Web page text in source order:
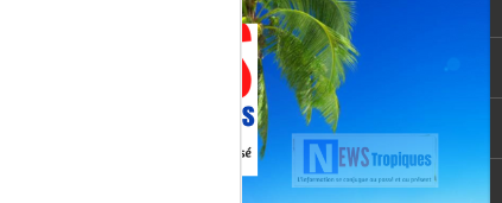
vient de franchir un cap
médiatique. Le quotidien
article publié le 3 août 2026,
de cette chaîne qui
incontournable du paysage